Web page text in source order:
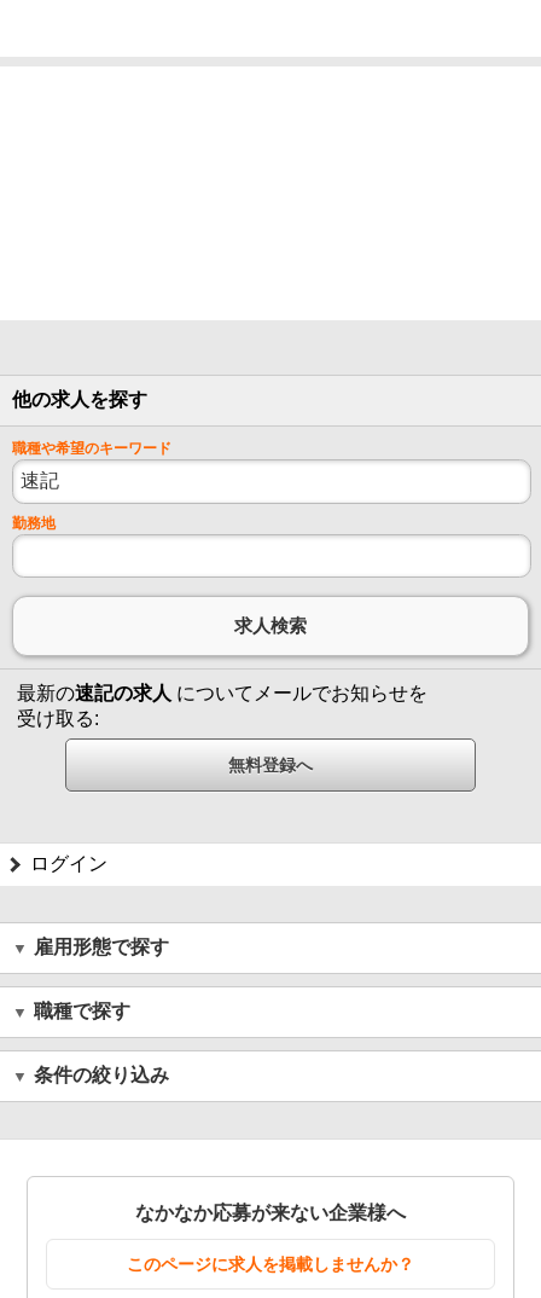
他の求人を探す
職種や希望のキーワード
勤務地
最新の速記の求人 についてメールでお知らせを
受け取る:
ログイン
雇用形態で探す
職種で探す
条件の絞り込み
なかなか応募が来ない企業様へ
このページに求人を掲載しませんか？